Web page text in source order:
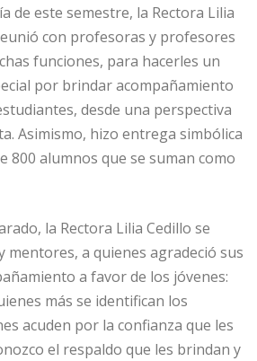
de este semestre, la Rectora Lilia
con profesoras y profesores
funciones, para hacerles un
por brindar acompañamiento
desde una perspectiva
Asimismo, hizo entrega simbólica
800 alumnos que se suman como
la Rectora Lilia Cedillo se
a quienes agradeció sus
a favor de los jóvenes:
más se identifican los
acuden por la confianza que les
el respaldo que les brindan y